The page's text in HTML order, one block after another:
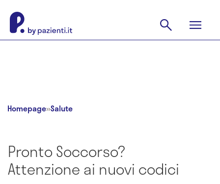
Homepage»Salute
Pronto Soccorso?
Attenzione ai nuovi codici